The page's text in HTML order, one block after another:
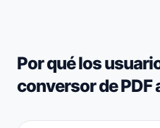
Por qué los
conversor de PDF